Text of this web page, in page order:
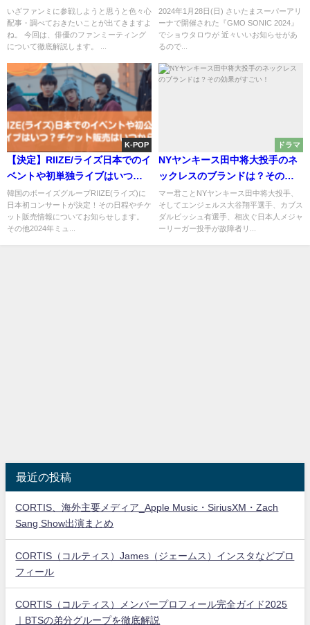
との違い、日本と韓国の違いに
ついて解説！
いざファンミに参戦しようと思うと色々心
配事・調べておきたいことが出てきますよ
ね。 今回は、俳優のファンミーティング
について徹底解説します。 ...
本ファンクラブ？
2024年1月28日(日) さいたまスーパーアリ
ーナで開催された『GMO SONIC 2024』
でショウタロウが 近々いいお知らせがあ
るので...
K-POP
【決定】RIIZE/ライズ日本でのイ
ベントや初単独ライブはいつ？
チケット販売はいつから？
韓国のボーイズグループRIIZE(ライズ)に
日本初コンサートが決定！その日程やチケ
ット販売情報についてお知らせします。
その他2024年ミュ...
ドラマ
NYヤンキース田中将大投手のネ
ックレスのブランドは？その効
果がすごい！
マー君ことNYヤンキース田中将大投手、
そしてエンジェルス大谷翔平選手、カブス
ダルビッシュ有選手、相次ぐ日本人メジャ
ーリーガー投手が故障者リ...
最近の投稿
CORTIS、海外主要メディア_Apple Music・SiriusXM・Zach
Sang Show出演まとめ
CORTIS（コルティス）James（ジェームス）インスタなどプロ
フィール
CORTIS（コルティス）メンバープロフィール完全ガイド2025
｜BTSの弟分グループを徹底解説